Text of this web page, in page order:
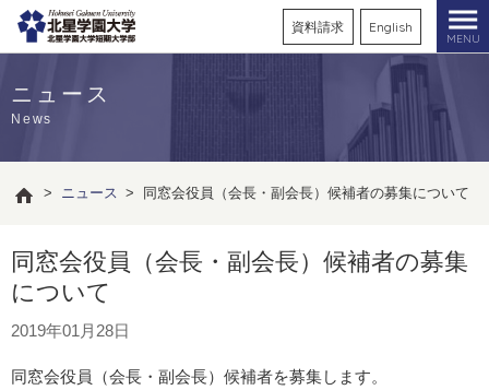
資料請求 English
MENU
ニュース
News
> ニュース > 同窓会役員（会長・副会長）候補者の募集について
同窓会役員（会長・副会長）候補者の募集
について
2019年01月28日
同窓会役員（会長・副会長）候補者を募集します。